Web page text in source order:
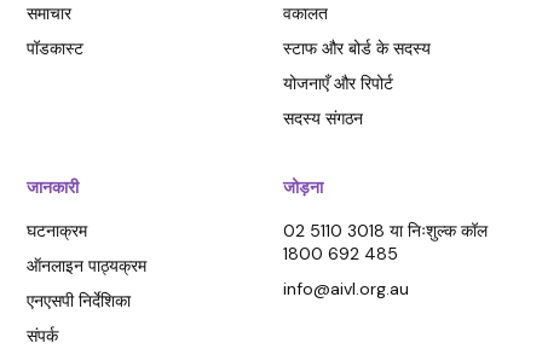
समाचार
पॉडकास्ट
वकालत
स्टाफ और बोर्ड के सदस्य
योजनाएँ और रिपोर्ट
सदस्य संगठन
जानकारी
घटनाक्रम
ऑनलाइन पाठ्यक्रम
एनएसपी निर्देशिका
संपर्क
जोड़ना
02 5110 3018 या निःशुल्क कॉल
1800 692 485
info@aivl.org.au